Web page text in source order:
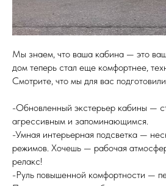
Мы знаем, что ваша кабина — это
дом теперь стал еще комфортнее,
Смотрите, что мы для вас
-Обновленный экстерьер кабины —
агрессивным и запоминающимся.
-Умная интерьерная подсветка —
режимов. Хочешь — рабочая
релакс!
-Руль повышенной комфортности —